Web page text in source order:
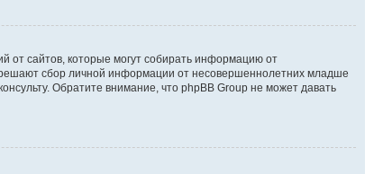
от сайтов, которые могут собирать информацию от
сбор личной информации от несовершеннолетних младше
Обратите внимание, что phpBB Group не может давать